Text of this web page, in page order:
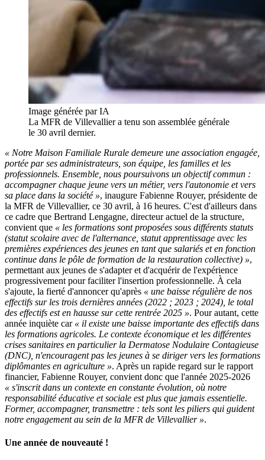
Image générée par IA
La MFR de Villevallier a tenu son assemblée générale
le 30 avril dernier.
« Notre Maison Familiale Rurale demeure une association engagée,
portée par ses administrateurs, son équipe, les familles et les
professionnels. Ensemble, nous poursuivons un objectif commun :
accompagner chaque jeune vers un métier, vers l'autonomie et vers
sa place dans la société », inaugure Fabienne Rouyer, présidente de
la MFR de Villevallier, ce 30 avril, à 16 heures. C'est d'ailleurs dans
ce cadre que Bertrand Lengagne, directeur actuel de la structure,
convient que « les formations sont proposées sous différents statuts
(statut scolaire avec de l'alternance, statut apprentissage avec les
premières expériences des jeunes en tant que salariés et en fonction
continue dans le pôle de formation de la restauration collective) »,
permettant aux jeunes de s'adapter et d'acquérir de l'expérience
progressivement pour faciliter l'insertion professionnelle. À cela
s'ajoute, la fierté d'annoncer qu'après « une baisse régulière de nos
effectifs sur les trois dernières années (2022 ; 2023 ; 2024), le total
des effectifs est en hausse sur cette rentrée 2025 ». Pour autant, cette
année inquiète car « il existe une baisse importante des effectifs dans
les formations agricoles. Le contexte économique et les différentes
crises sanitaires en particulier la Dermatose Nodulaire Contagieuse
(DNC), n'encouragent pas les jeunes à se diriger vers les formations
diplômantes en agriculture ». Après un rapide regard sur le rapport
financier, Fabienne Rouyer, convient donc que l'année 2025-2026
« s'inscrit dans un contexte en constante évolution, où notre
responsabilité éducative et sociale est plus que jamais essentielle.
Former, accompagner, transmettre : tels sont les piliers qui guident
notre engagement au sein de la MFR de Villevallier ».
Une année de nouveauté !